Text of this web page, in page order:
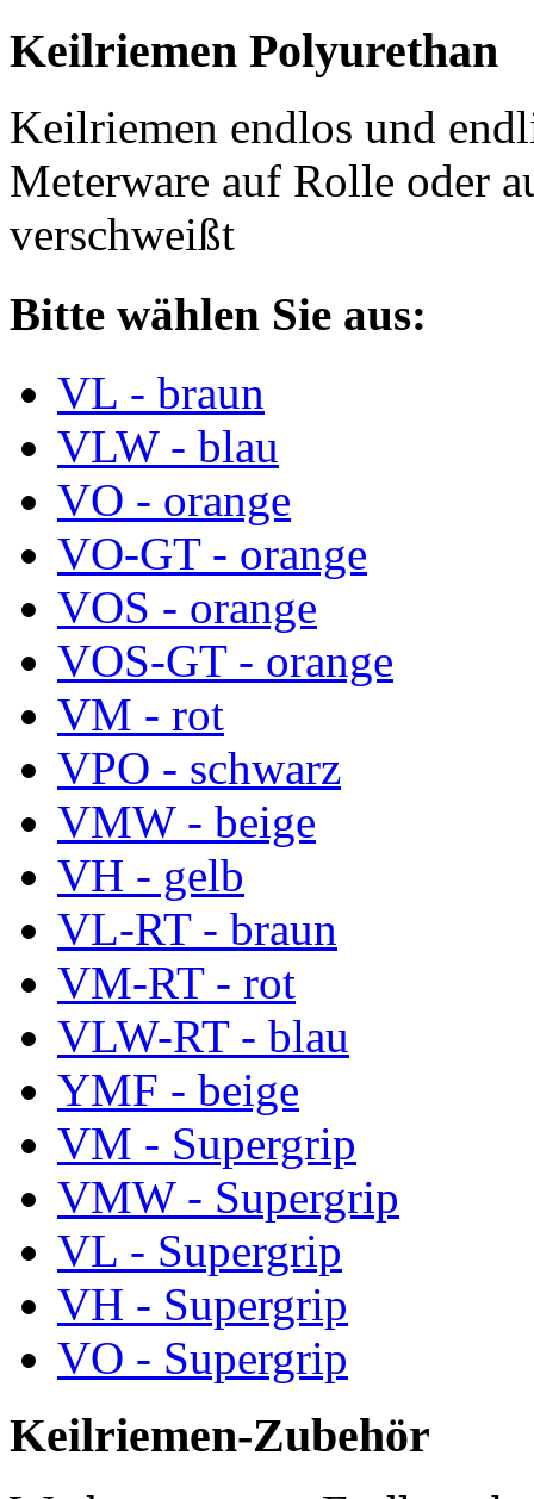
Keilriemen Polyurethan
Keilriemen endlos und
Meterware auf Rolle oder
verschweißt
Bitte wählen Sie aus:
VL - braun
VLW - blau
VO - orange
VO-GT - orange
VOS - orange
VOS-GT - orange
VM - rot
VPO - schwarz
VMW - beige
VH - gelb
VL-RT - braun
VM-RT - rot
VLW-RT - blau
YMF - beige
VM - Supergrip
VMW - Supergrip
VL - Supergrip
VH - Supergrip
VO - Supergrip
Keilriemen-Zubehör